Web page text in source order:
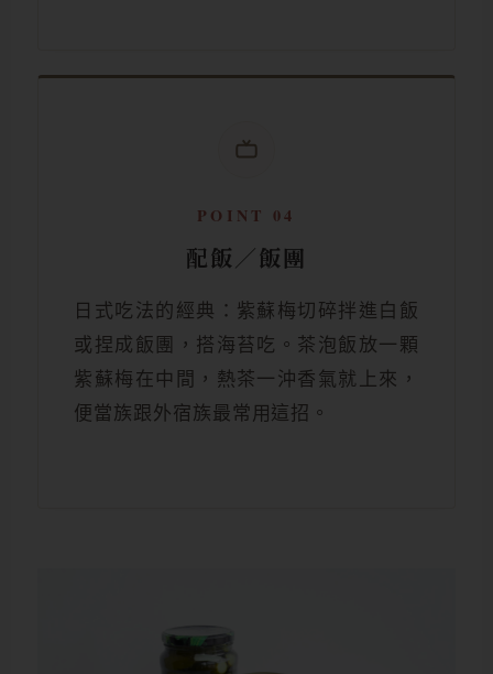
POINT 04
配飯／飯團
日式吃法的經典：紫蘇梅切碎拌進白飯
或捏成飯團，搭海苔吃。茶泡飯放一顆
紫蘇梅在中間，熱茶一沖香氣就上來，
便當族跟外宿族最常用這招。